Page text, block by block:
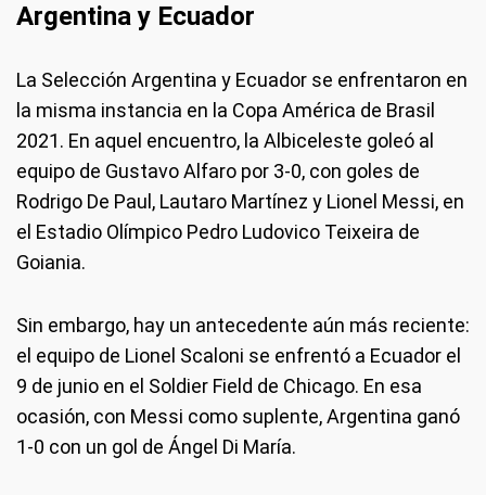
Argentina y Ecuador
La Selección Argentina y Ecuador se enfrentaron en
la misma instancia en la Copa América de Brasil
2021. En aquel encuentro, la Albiceleste goleó al
equipo de Gustavo Alfaro por 3-0, con goles de
Rodrigo De Paul, Lautaro Martínez y Lionel Messi, en
el Estadio Olímpico Pedro Ludovico Teixeira de
Goiania.
Sin embargo, hay un antecedente aún más reciente:
el equipo de Lionel Scaloni se enfrentó a Ecuador el
9 de junio en el Soldier Field de Chicago. En esa
ocasión, con Messi como suplente, Argentina ganó
1-0 con un gol de Ángel Di María.